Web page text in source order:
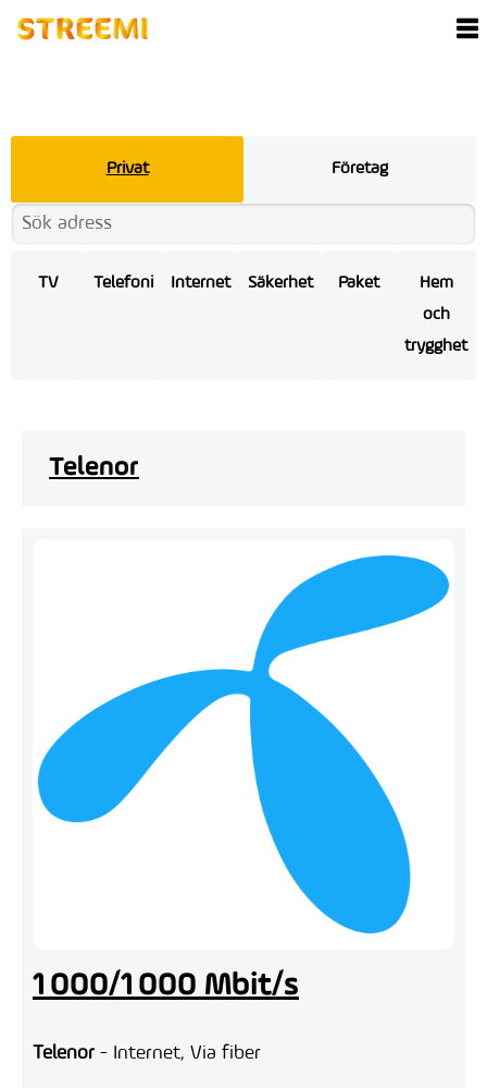
Privat Företag
TV Telefoni Internet Säkerhet Paket
Hem
och
trygghet
Telenor
1 000/1 000 Mbit/s
Telenor - Internet, Via fiber